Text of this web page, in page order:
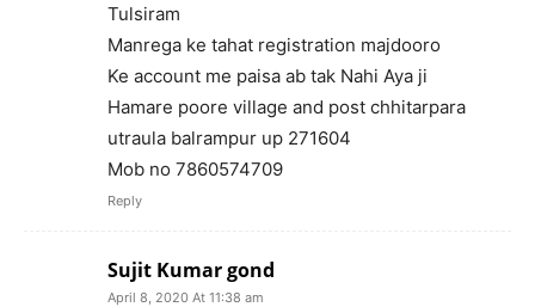
Tulsiram
Manrega ke tahat registration majdooro
Ke account me paisa ab tak Nahi Aya ji
Hamare poore village and post chhitarpara
utraula balrampur up 271604
Mob no 7860574709
Reply
Sujit Kumar gond
April 8, 2020 At 11:38 am